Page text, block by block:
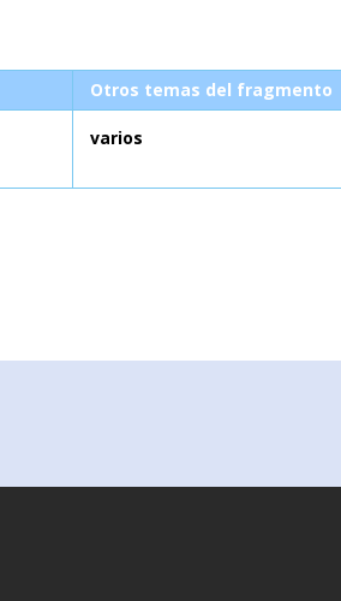
Otros temas del fragmento
varios